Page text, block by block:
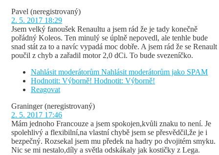
Pavel (neregistrovaný)
2. 5. 2017 18:29
Jsem velký fanoušek Renaultu a jsem rád že je tady konečně
pořádný Koleos. Ten minulý se úplně nepovedl, ale tenhle bude
snad stát za to a navíc vypadá moc dobře. A jsem rád že se Renault
poučil z chyb a zařadil motor 2,0 dCi. To bude svezeníčko.
Nahlásit moderátorům Nahlásit moderátorům jako SPAM
Hodnotit: Výborně! Hodnotit: Výborně!
Reagovat
Graninger (neregistrovaný)
2. 5. 2017 17:46
Mám jednoho Francouze a jsem spokojen,kvůli znaku to není. Je
spolehlivý a flexibilní,na vlastní chybě jsem se přesvědčil,že je i
bezpečný. Rozsekal jsem mu předek na hadry po dvojitém smyku.
Nic se mi nestalo,díly a světla odskákaly jak kostičky z Lega.